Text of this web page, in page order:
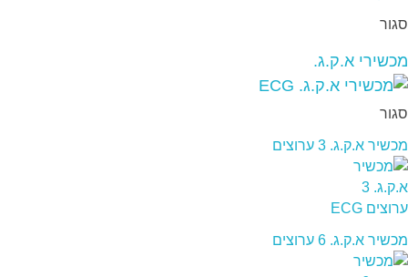
סגור
מכשירי א.ק.ג.
סגור
מכשיר א.ק.ג. 3 ערוצים
מכשיר א.ק.ג. 6 ערוצים